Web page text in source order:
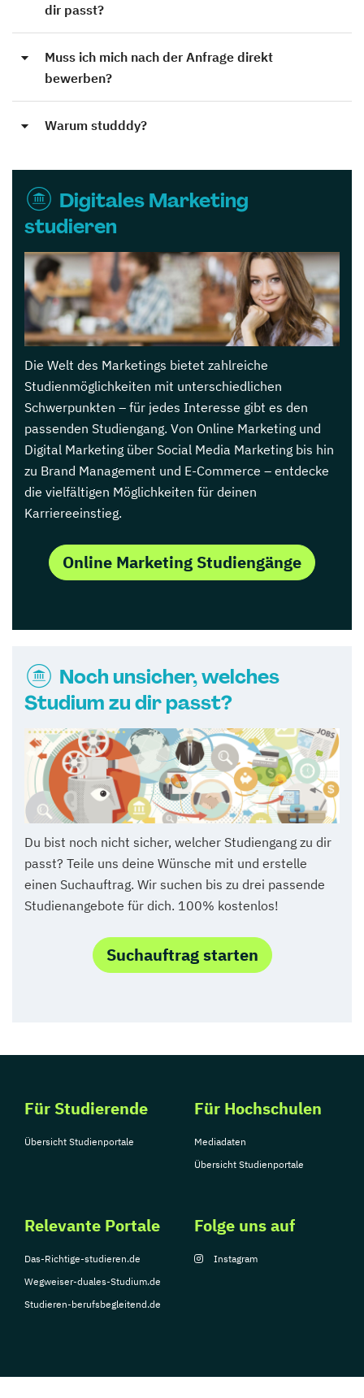
dir passt?
Muss ich mich nach der Anfrage direkt
bewerben?
Warum studddy?
Digitales Marketing
studieren
Die Welt des Marketings bietet zahlreiche
Studienmöglichkeiten mit unterschiedlichen
Schwerpunkten – für jedes Interesse gibt es den
passenden Studiengang. Von Online Marketing und
Digital Marketing über Social Media Marketing bis hin
zu Brand Management und E-Commerce – entdecke
die vielfältigen Möglichkeiten für deinen
Karriereeinstieg.
Online Marketing Studiengänge
Noch unsicher, welches
Studium zu dir passt?
Du bist noch nicht sicher, welcher Studiengang zu dir
passt? Teile uns deine Wünsche mit und erstelle
einen Suchauftrag. Wir suchen bis zu drei passende
Studienangebote für dich. 100% kostenlos!
Suchauftrag starten
Für Studierende
Übersicht Studienportale
Für Hochschulen
Mediadaten
Übersicht Studienportale
Relevante Portale
Das-Richtige-studieren.de
Wegweiser-duales-Studium.de
Studieren-berufsbegleitend.de
Folge uns auf
Instagram